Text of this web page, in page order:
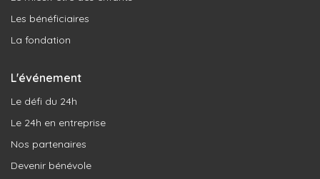
Les bénéficiaires
La fondation
L'événement
Le défi du 24h
Le 24h en entreprise
Nos partenaires
Devenir bénévole